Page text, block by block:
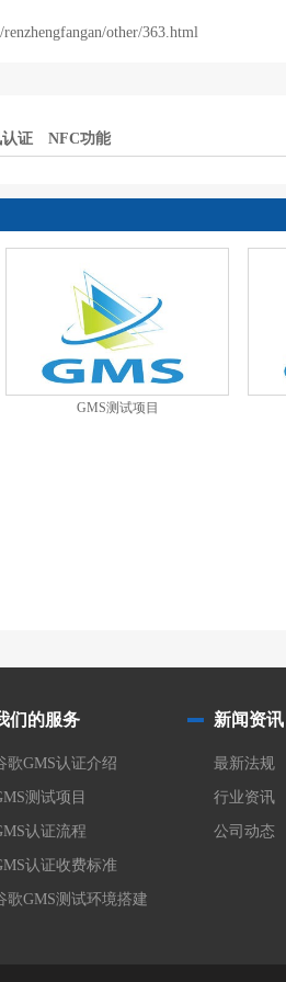
other/363.html
证 NFC功能
GMS测试项目
们的服务
歌GMS认证介绍
测试项目
认证流程
认证收费标准
歌GMS测试环境搭建
新闻资讯
最新法规
行业资讯
公司动态